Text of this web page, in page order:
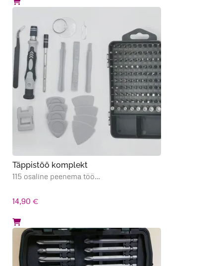
Täppistöö komplekt
115 osaline peenema töö…
14,90 €